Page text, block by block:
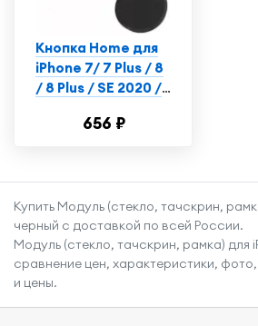
Кнопка Home для
iPhone 7/ 7 Plus / 8
/ 8 Plus / SE 2020 /
сенсорная (без
656 ₽
Купить Модуль (стекло, тачскрин,
черный с доставкой по всей России.
Модуль (стекло, тачскрин, рамка) для
сравнение цен, характеристики,
и цены.